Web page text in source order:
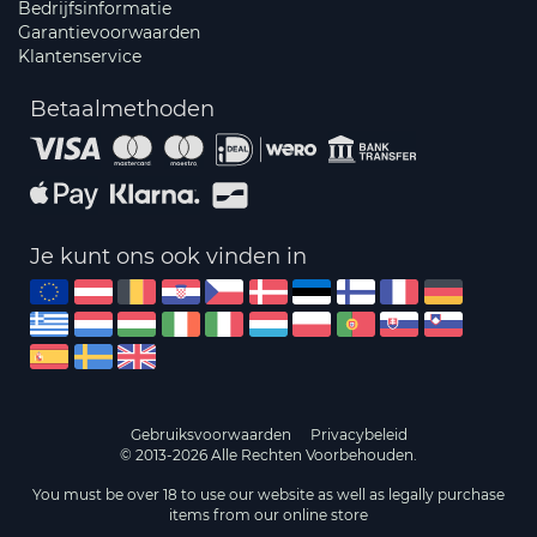
Bedrijfsinformatie
Garantievoorwaarden
Klantenservice
Betaalmethoden
Je kunt ons ook vinden in
Gebruiksvoorwaarden
Privacybeleid
© 2013-2026 Alle Rechten Voorbehouden.
You must be over 18 to use our website as well as legally purchase
items from our online store